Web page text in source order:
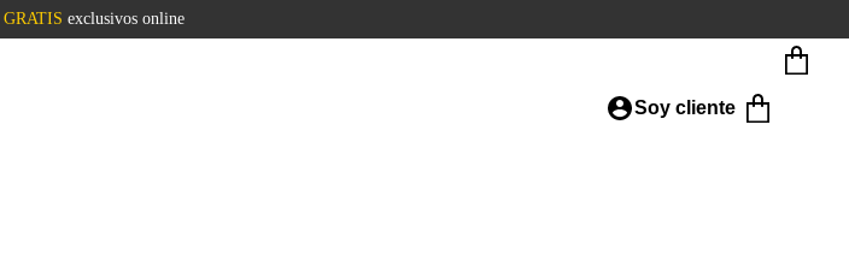
GRATIS exclusivos online
Soy cliente